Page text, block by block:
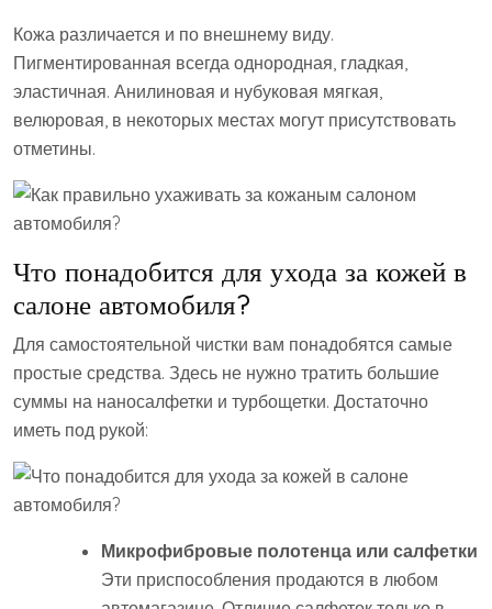
Кожа различается и по внешнему виду.
Пигментированная всегда однородная, гладкая,
эластичная. Анилиновая и нубуковая мягкая,
велюровая, в некоторых местах могут присутствовать
отметины.
Что понадобится для ухода за кожей в
салоне автомобиля?
Для самостоятельной чистки вам понадобятся самые
простые средства. Здесь не нужно тратить большие
суммы на наносалфетки и турбощетки. Достаточно
иметь под рукой:
Микрофибровые полотенца или салфетки
Эти приспособления продаются в любом